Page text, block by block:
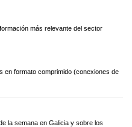
más relevante del sector
en formato comprimido (conexiones de
la semana en Galicia y sobre los